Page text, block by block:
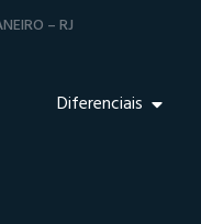
– RJ
Diferenciais